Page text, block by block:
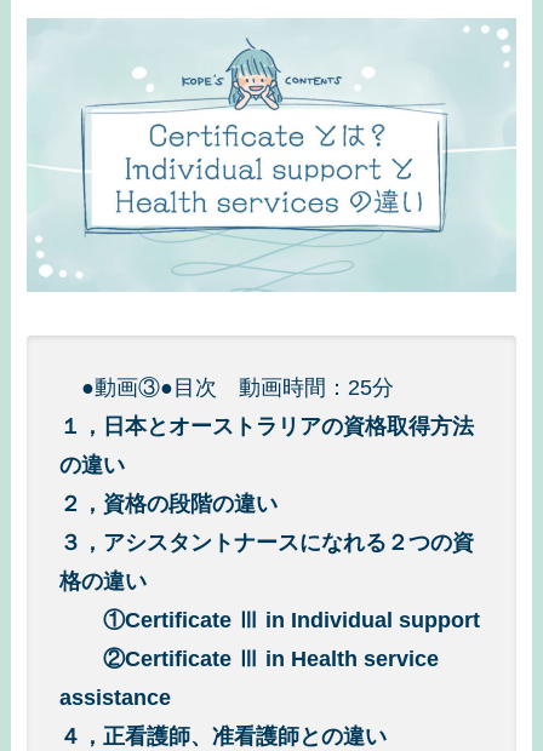
●動画③●目次 動画時間：25分
１，日本とオーストラリアの資格取得方法
の違い
２，資格の段階の違い
３，アシスタントナースになれる２つの資
格の違い
①Certificate Ⅲ in Individual support
②Certificate Ⅲ in Health service
assistance
４，正看護師、准看護師との違い